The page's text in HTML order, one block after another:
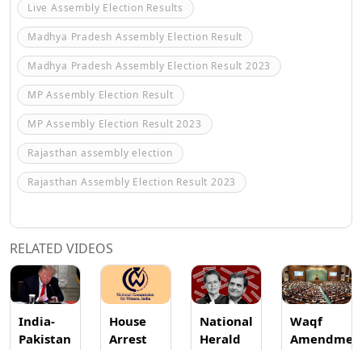
Live Assembly Election Results
Madhya Pradesh Assembly Election Result
Madhya Pradesh Assembly Election Result 2023
MP Assembly Election Result
MP Assembly Election Result 2023
Rajasthan assembly election
Rajasthan Assembly Election Result 2023
RELATED VIDEOS
India-
Pakistan
House
Arrest
National
Herald
Waqf